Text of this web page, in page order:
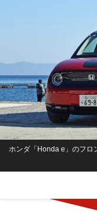
ホンダ「Honda e」のフロ